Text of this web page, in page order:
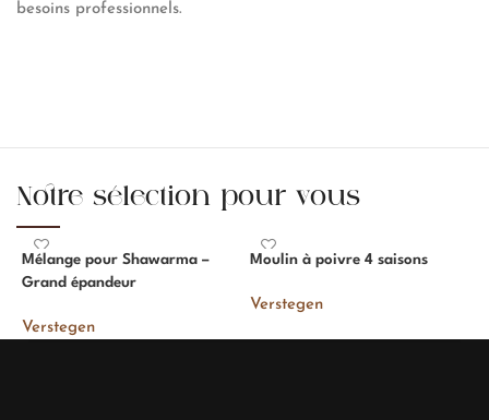
besoins professionnels.
Notre sélection pour vous
Mélange pour Shawarma –
Grand épandeur
Verstegen
Moulin à poivre 4 saisons
Verstegen